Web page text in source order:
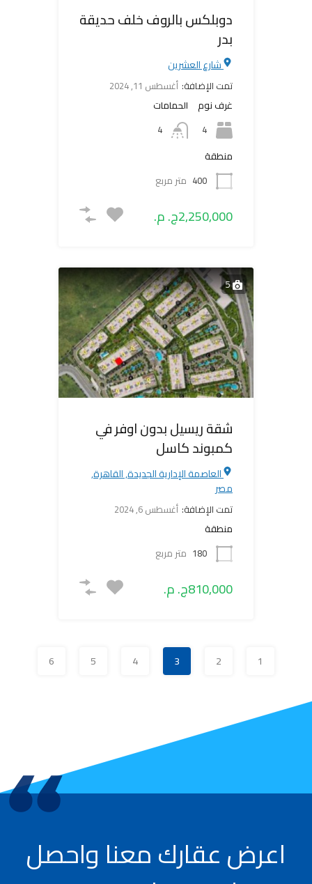
دوبلكس بالروف خلف حديقة
بدر
شارع العشرين
تمت الإضافة: أغسطس 11, 2024
غرف نوم
4
الحمامات
4
منطقة
400 متر مربع
2,250,000ج. م.
5
شقة ريسيل بدون اوفر في
كمبوند كاسل
العاصمة الإدارية الجديدة, القاهرة,
مصر
تمت الإضافة: أغسطس 6, 2024
منطقة
180 متر مربع
810,000ج. م.
1
2
3
4
5
6
اعرض عقارك معنا واحصل